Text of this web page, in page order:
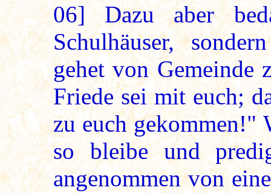
06] Dazu aber
Schulhäuser,
gehet von Gemeinde
Friede sei mit euch;
zu euch gekommen!"
so bleibe und
angenommen von